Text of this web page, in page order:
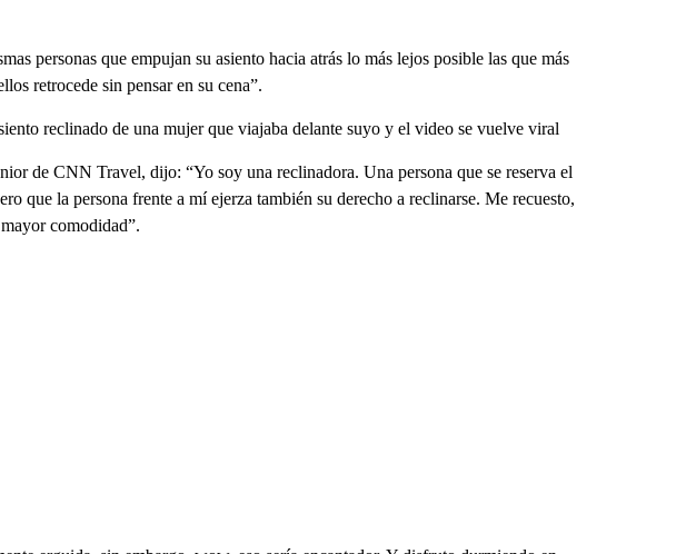
personas que empujan su asiento hacia atrás lo más lejos posible las que más
retrocede sin pensar en su cena”.
reclinado de una mujer que viajaba delante suyo y el video se vuelve viral
de CNN Travel, dijo: “Yo soy una reclinadora. Una persona que se reserva el
que la persona frente a mí ejerza también su derecho a reclinarse. Me recuesto,
comodidad”.